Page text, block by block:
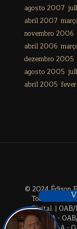
agosto 2007
abril 2007
novembro 2006
abril 2006
dezembro 2005
agosto 2005
abril 2005
© 2024 Édison
Todos os
Digital. | OAB/
28.659-A -